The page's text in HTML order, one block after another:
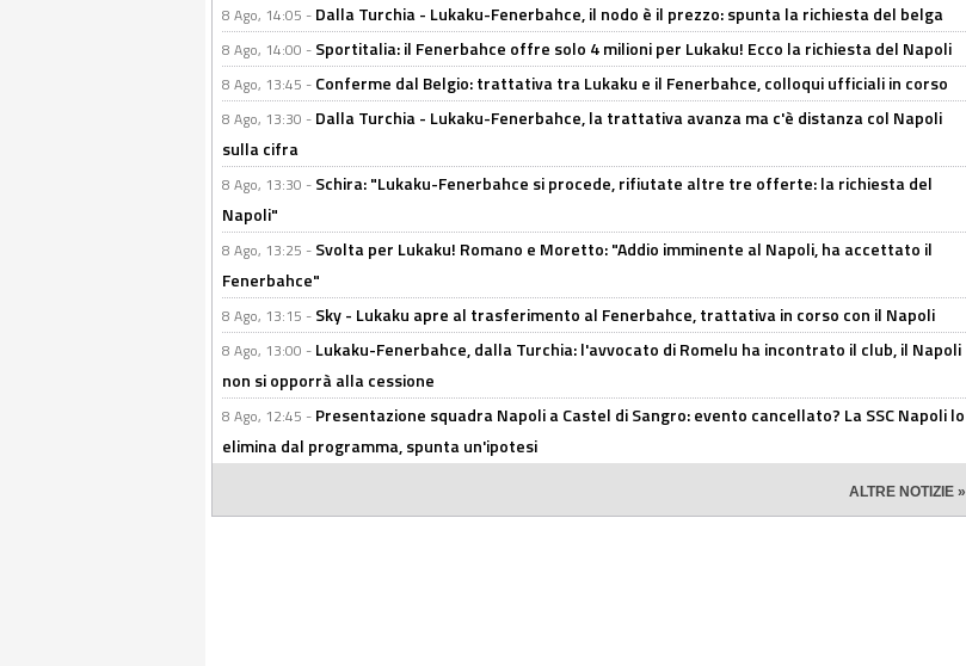
8 Ago, 14:05 - Dalla Turchia - Lukaku-Fenerbahce, il nodo è il prezzo: spunta la richiesta del belga
8 Ago, 14:00 - Sportitalia: il Fenerbahce offre solo 4 milioni per Lukaku! Ecco la richiesta del Napoli
8 Ago, 13:45 - Conferme dal Belgio: trattativa tra Lukaku e il Fenerbahce, colloqui ufficiali in corso
8 Ago, 13:30 - Dalla Turchia - Lukaku-Fenerbahce, la trattativa avanza ma c'è distanza col Napoli
sulla cifra
8 Ago, 13:30 - Schira: "Lukaku-Fenerbahce si procede, rifiutate altre tre offerte: la richiesta del
Napoli"
8 Ago, 13:25 - Svolta per Lukaku! Romano e Moretto: "Addio imminente al Napoli, ha accettato il
Fenerbahce"
8 Ago, 13:15 - Sky - Lukaku apre al trasferimento al Fenerbahce, trattativa in corso con il Napoli
8 Ago, 13:00 - Lukaku-Fenerbahce, dalla Turchia: l'avvocato di Romelu ha incontrato il club, il Napoli
non si opporrà alla cessione
8 Ago, 12:45 - Presentazione squadra Napoli a Castel di Sangro: evento cancellato? La SSC Napoli lo
elimina dal programma, spunta un'ipotesi
ALTRE NOTIZIE »